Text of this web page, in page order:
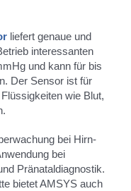
liefert genaue und
interessanten
und kann für bis
Der Sensor ist für
wie Blut,
bei Hirn-
bei
Pränataldiagnostik.
bietet AMSYS auch